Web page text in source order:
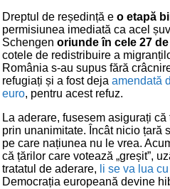
Dreptul de reședință e o etapă
permisiunea imediată ca acel
Schengen oriunde în cele 27
cotele de redistribuire a
România s-au supus fără
refugiați și a fost deja amendată
euro, pentru acest refuz.
La aderare, fusesem asigurați
prin unanimitate. Încât nicio țară
pe care națiunea nu le vrea.
că țărilor care votează „greșit”,
tratatul de aderare, li se va lua
Democrația europeană devine